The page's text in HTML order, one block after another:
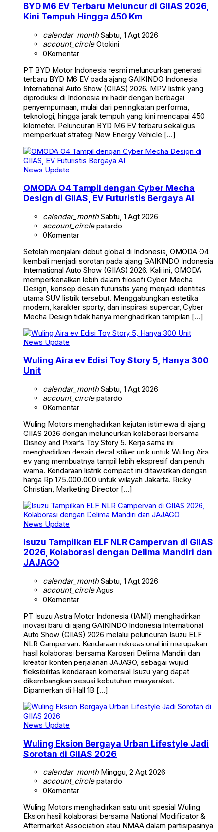
BYD M6 EV Terbaru Meluncur di GIIAS 2026,
Kini Tempuh Hingga 450 Km
calendar_monthSabtu, 1 Agt 2026
account_circleOtokini
0Komentar
PT BYD Motor Indonesia resmi meluncurkan generasi
terbaru BYD M6 EV pada ajang GAIKINDO Indonesia
International Auto Show (GIIAS) 2026. MPV listrik yang
diproduksi di Indonesia ini hadir dengan berbagai
penyempurnaan, mulai dari peningkatan performa,
teknologi, hingga jarak tempuh yang kini mencapai 450
kilometer. Peluncuran BYD M6 EV terbaru sekaligus
memperkuat strategi New Energy Vehicle […]
News Update
OMODA O4 Tampil dengan Cyber Mecha
Design di GIIAS, EV Futuristis Bergaya AI
calendar_monthSabtu, 1 Agt 2026
account_circlepatardo
0Komentar
Setelah menjalani debut global di Indonesia, OMODA O4
kembali menjadi sorotan pada ajang GAIKINDO Indonesia
International Auto Show (GIIAS) 2026. Kali ini, OMODA
memperkenalkan lebih dalam filosofi Cyber Mecha
Design, konsep desain futuristis yang menjadi identitas
utama SUV listrik tersebut. Menggabungkan estetika
modern, karakter sporty, dan inspirasi supercar, Cyber
Mecha Design tidak hanya menghadirkan tampilan […]
News Update
Wuling Aira ev Edisi Toy Story 5, Hanya 300
Unit
calendar_monthSabtu, 1 Agt 2026
account_circlepatardo
0Komentar
Wuling Motors menghadirkan kejutan istimewa di ajang
GIIAS 2026 dengan meluncurkan kolaborasi bersama
Disney and Pixar’s Toy Story 5. Kerja sama ini
menghadirkan desain decal stiker unik untuk Wuling Aira
ev yang membuatnya tampil lebih ekspresif dan penuh
warna. Kendaraan listrik compact ini ditawarkan dengan
harga Rp 175.000.000 untuk wilayah Jakarta. Ricky
Christian, Marketing Director […]
News Update
Isuzu Tampilkan ELF NLR Campervan di GIIAS
2026, Kolaborasi dengan Delima Mandiri dan
JAJAGO
calendar_monthSabtu, 1 Agt 2026
account_circleAgus
0Komentar
PT Isuzu Astra Motor Indonesia (IAMI) menghadirkan
inovasi baru di ajang GAIKINDO Indonesia International
Auto Show (GIIAS) 2026 melalui peluncuran Isuzu ELF
NLR Campervan. Kendaraan rekreasional ini merupakan
hasil kolaborasi bersama Karoseri Delima Mandiri dan
kreator konten perjalanan JAJAGO, sebagai wujud
fleksibilitas kendaraan komersial Isuzu yang dapat
dikembangkan sesuai kebutuhan masyarakat.
Dipamerkan di Hall 1B […]
News Update
Wuling Eksion Bergaya Urban Lifestyle Jadi
Sorotan di GIIAS 2026
calendar_monthMinggu, 2 Agt 2026
account_circlepatardo
0Komentar
Wuling Motors menghadirkan satu unit spesial Wuling
Eksion hasil kolaborasi bersama National Modificator &
Aftermarket Association atau NMAA dalam partisipasinya